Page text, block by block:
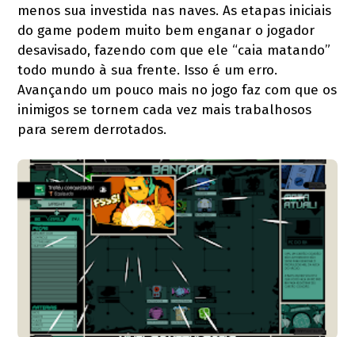
menos sua investida nas naves. As etapas iniciais
do game podem muito bem enganar o jogador
desavisado, fazendo com que ele “caia matando”
todo mundo à sua frente. Isso é um erro.
Avançando um pouco mais no jogo faz com que os
inimigos se tornem cada vez mais trabalhosos
para serem derrotados.